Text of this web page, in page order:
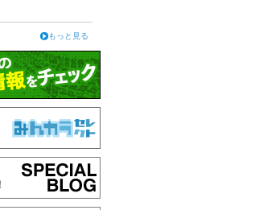
もっと見る